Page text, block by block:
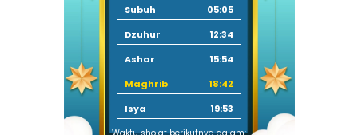
Subuh
05:05
Dzuhur
12:34
Ashar
15:54
Maghrib
18:42
Isya
19:53